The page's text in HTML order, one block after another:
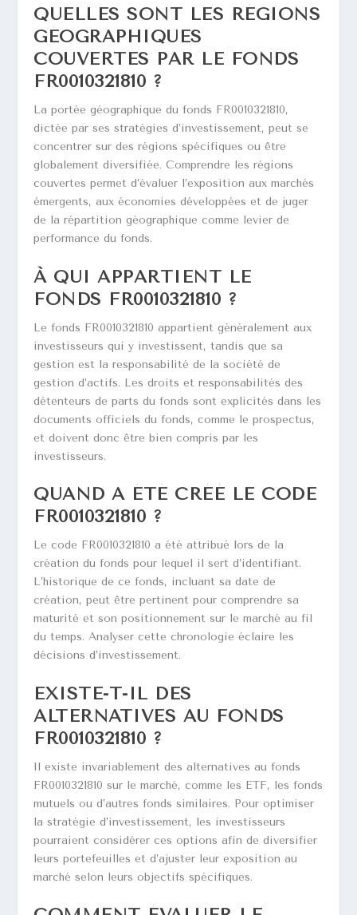
QUELLES SONT LES RÉGIONS
GÉOGRAPHIQUES
COUVERTES PAR LE FONDS
FR0010321810 ?
La portée géographique du fonds FR0010321810,
dictée par ses stratégies d’investissement, peut se
concentrer sur des régions spécifiques ou être
globalement diversifiée. Comprendre les régions
couvertes permet d’évaluer l’exposition aux marchés
émergents, aux économies développées et de juger
de la répartition géographique comme levier de
performance du fonds.
À QUI APPARTIENT LE
FONDS FR0010321810 ?
Le fonds FR0010321810 appartient généralement aux
investisseurs qui y investissent, tandis que sa
gestion est la responsabilité de la société de
gestion d’actifs. Les droits et responsabilités des
détenteurs de parts du fonds sont explicités dans les
documents officiels du fonds, comme le prospectus,
et doivent donc être bien compris par les
investisseurs.
QUAND A ÉTÉ CRÉÉ LE CODE
FR0010321810 ?
Le code FR0010321810 a été attribué lors de la
création du fonds pour lequel il sert d’identifiant.
L’historique de ce fonds, incluant sa date de
création, peut être pertinent pour comprendre sa
maturité et son positionnement sur le marché au fil
du temps. Analyser cette chronologie éclaire les
décisions d’investissement.
EXISTE-T-IL DES
ALTERNATIVES AU FONDS
FR0010321810 ?
Il existe invariablement des alternatives au fonds
FR0010321810 sur le marché, comme les ETF, les fonds
mutuels ou d’autres fonds similaires. Pour optimiser
la stratégie d’investissement, les investisseurs
pourraient considérer ces options afin de diversifier
leurs portefeuilles et d’ajuster leur exposition au
marché selon leurs objectifs spécifiques.